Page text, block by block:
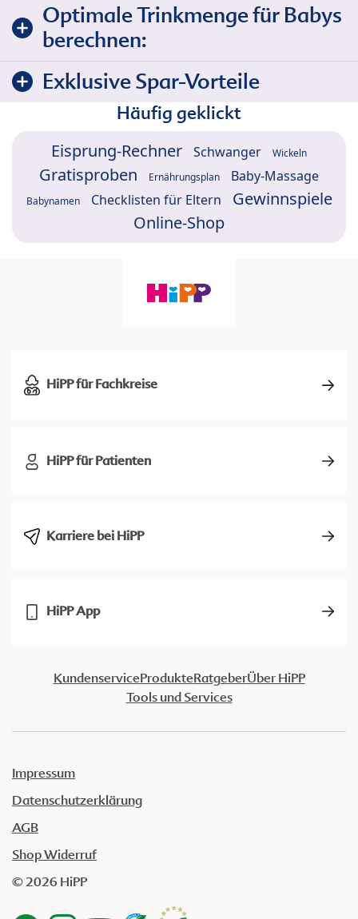
Optimale Trinkmenge für Babys
berechnen:
Exklusive Spar-Vorteile
Häufig geklickt
Eisprung-Rechner Schwanger Wickeln
Gratisproben Ernährungsplan Baby-Massage
Babynamen Checklisten für Eltern
Gewinnspiele
Online-Shop
HiPP für Fachkreise
HiPP für Patienten
Karriere bei HiPP
HiPP App
KundenserviceProdukteRatgeberÜber HiPP
Tools und Services
Impressum
Datenschutzerklärung
AGB
Shop Widerruf
© 2026 HiPP